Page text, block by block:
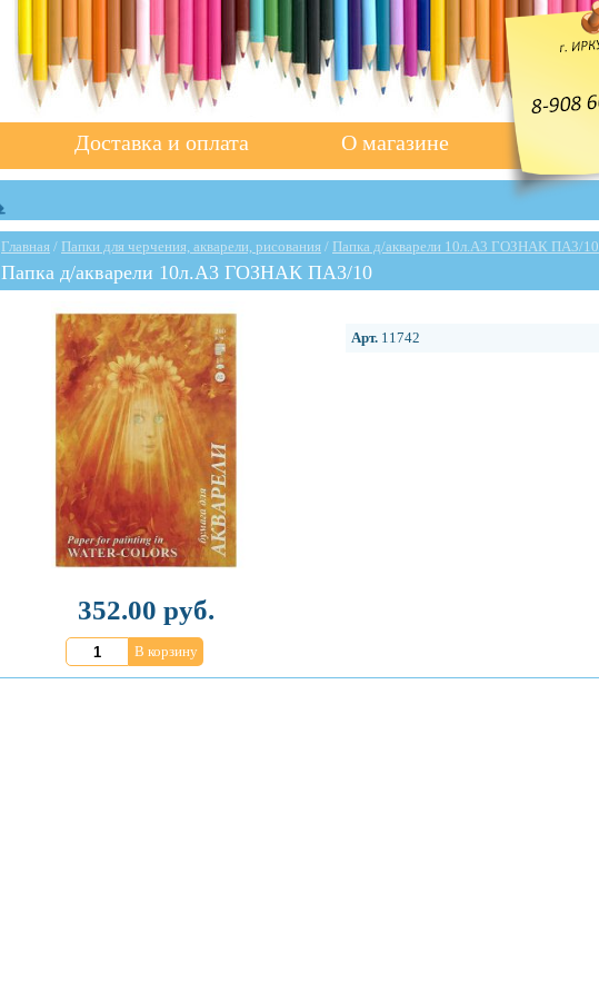
Доставка и оплата О магазине
Главная / Папки для черчения, акварели, рисования / Папка д/акварели 10л.А3 ГОЗНАК ПА3/10
Папка д/акварели 10л.А3 ГОЗНАК ПА3/10
Арт. 11742
352.00 руб.
В корзину